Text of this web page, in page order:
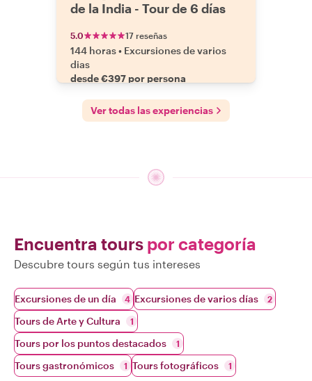
de la India - Tour de 6 días
5.0 17 reseñas
144 horas• Excursiones de varios
dias
desde €397 por persona
Ver todas las experiencias
Encuentra tours por categoría
Descubre tours según tus intereses
Excursiones de un día 4 Excursiones de varios días 2
Tours de Arte y Cultura 1
Tours por los puntos destacados 1
Tours gastronómicos 1 Tours fotográficos 1